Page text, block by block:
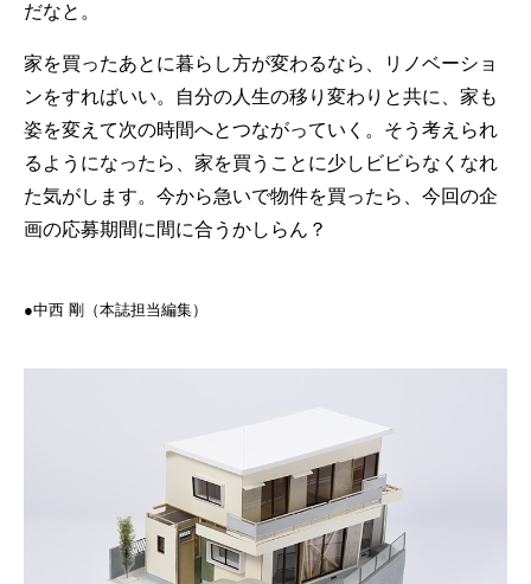
だなと。
家を買ったあとに暮らし方が変わるなら、リノベーショ
ンをすればいい。自分の人生の移り変わりと共に、家も
姿を変えて次の時間へとつながっていく。そう考えられ
るようになったら、家を買うことに少しビビらなくなれ
た気がします。今から急いで物件を買ったら、今回の企
画の応募期間に間に合うかしらん？
●中西 剛（本誌担当編集）